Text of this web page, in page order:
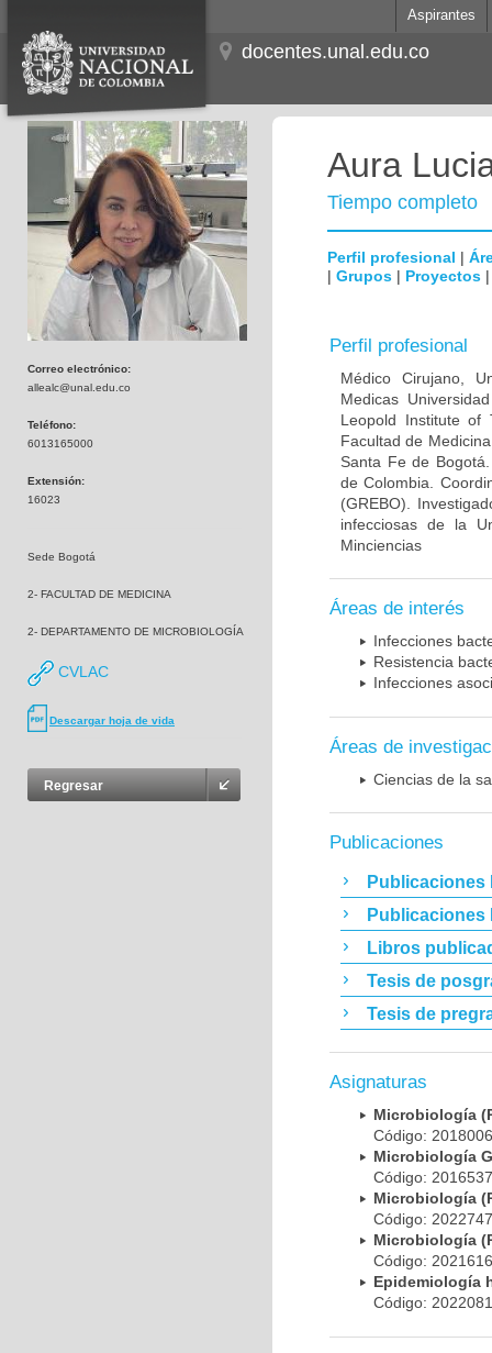
Aspirantes
docentes.unal.edu.co
Correo electrónico:
allealc@unal.edu.co
Teléfono:
6013165000
Extensión:
16023
Sede Bogotá
2- FACULTAD DE MEDICINA
2- DEPARTAMENTO DE MICROBIOLOGÍA
CVLAC
Descargar hoja de vida
Regresar
Aura
Tiempo completo
Perfil profesional |
| Grupos | Proyectos
Perfil profesional
Médico Cirujano,
Medicas
Leopold Institute of
Facultad de
Santa Fe de
de Colombia.
(GREBO).
infecciosas de la
Minciencias
Áreas de interés
Infecciones
Resistencia
Infecciones
Áreas de
Ciencias de la
Publicaciones
Publicaciones
Publicaciones
Libros
Tesis de
Tesis de
Asignaturas
Microbiología
Código:
Microbiología
Código:
Microbiología
Código:
Microbiología
Código:
Epidemiología
Código: